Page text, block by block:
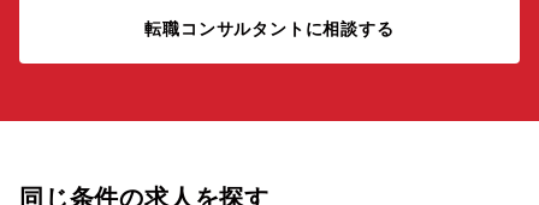
転職コンサルタントに相談する
同じ条件の求人を探す